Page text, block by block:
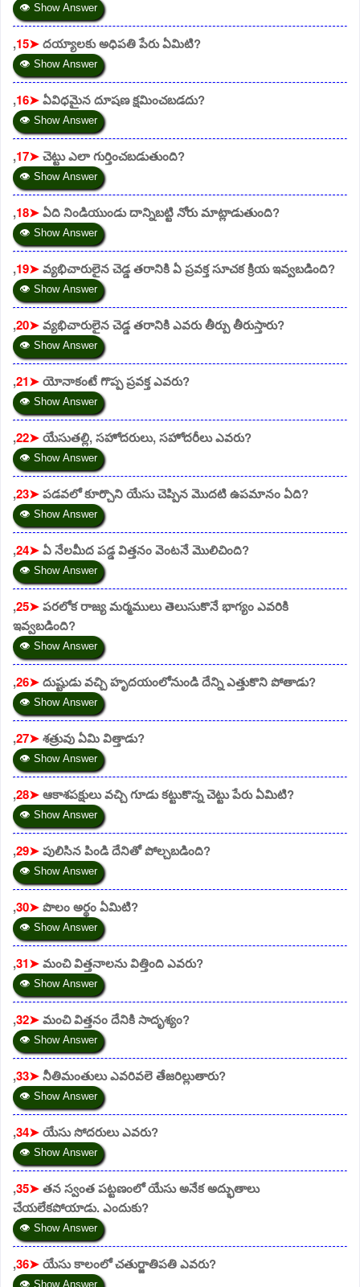
👁 Show Answer
,15➤దయ్యాలకు అధిపతి పేరు ఏమిటి?
👁 Show Answer
,16➤ఏవిధమైన దూషణ క్షమించబడదు?
👁 Show Answer
,17➤చెట్టు ఎలా గుర్తించబడుతుంది?
👁 Show Answer
,18➤ఏది నిండియుండు దాన్నిబట్టి నోరు మాట్లాడుతుంది?
👁 Show Answer
,19➤వ్యభిచారులైన చెడ్డ తరానికి ఏ ప్రవక్త సూచక క్రియ ఇవ్వబడింది?
👁 Show Answer
,20➤వ్యభిచారులైన చెడ్డ తరానికి ఎవరు తీర్పు తీరుస్తారు?
👁 Show Answer
,21➤యోనాకంటే గొప్ప ప్రవక్త ఎవరు?
👁 Show Answer
,22➤యేసుతల్లి, సహోదరులు, సహోదరీలు ఎవరు?
👁 Show Answer
,23➤పడవలో కూర్చొని యేసు చెప్పిన మొదటి ఉపమానం ఏది?
👁 Show Answer
,24➤ఏ నేలమీద పడ్డ విత్తనం వెంటనే మొలిచింది?
👁 Show Answer
,25➤పరలోక రాజ్య మర్మములు తెలుసుకొనే భాగ్యం ఎవరికి
ఇవ్వబడింది?
👁 Show Answer
,26➤దుష్టుడు వచ్చి హృదయంలోనుండి దేన్ని ఎత్తుకొని పోతాడు?
👁 Show Answer
,27➤శత్రువు ఏమి విత్తాడు?
👁 Show Answer
,28➤ఆకాశపక్షులు వచ్చి గూడు కట్టుకొన్న చెట్టు పేరు ఏమిటి?
👁 Show Answer
,29➤పులిసిన పిండి దేనితో పోల్చబడింది?
👁 Show Answer
,30➤పొలం అర్థం ఏమిటి?
👁 Show Answer
,31➤మంచి విత్తనాలను విత్తింది ఎవరు?
👁 Show Answer
,32➤మంచి విత్తనం దేనికి సాదృశ్యం?
👁 Show Answer
,33➤నీతిమంతులు ఎవరివలె తేజరిల్లుతారు?
👁 Show Answer
,34➤యేసు సోదరులు ఎవరు?
👁 Show Answer
,35➤తన స్వంత పట్టణంలో యేసు అనేక అద్భుతాలు
చేయలేకపోయాడు. ఎందుకు?
👁 Show Answer
,36➤యేసు కాలంలో చతుర్జాతిపతి ఎవరు?
👁 Show Answer